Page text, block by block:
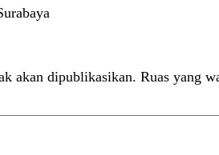
akan dipublikasikan. Ruas yang